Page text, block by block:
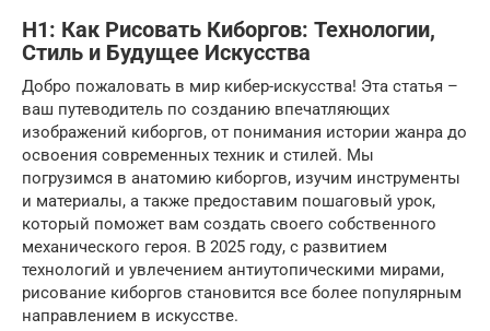
H1: Как Рисовать Киборгов: Технологии,
Стиль и Будущее Искусства
Добро пожаловать в мир кибер-искусства! Эта статья –
ваш путеводитель по созданию впечатляющих
изображений киборгов, от понимания истории жанра до
освоения современных техник и стилей. Мы
погрузимся в анатомию киборгов, изучим инструменты
и материалы, а также предоставим пошаговый урок,
который поможет вам создать своего собственного
механического героя. В 2025 году, с развитием
технологий и увлечением антиутопическими мирами,
рисование киборгов становится все более популярным
направлением в искусстве.